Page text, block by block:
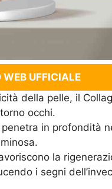
WEB UFFICIALE
della pelle, il
occhi.
in profondità
la
i segni